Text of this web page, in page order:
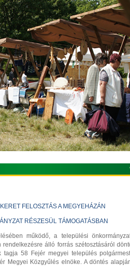
FELOSZTÁS A MEGYEHÁZÁN
RÉSZESÜL TÁMOGATÁSBAN
működő, a települési
álló forrás szétosztásáról
tagja 58 Fejér megyei település
Megyei Közgyűlés elnöke. A döntés